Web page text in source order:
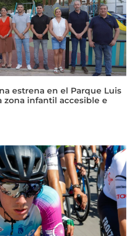
estrena en el Parque Luis
zona infantil accesible e